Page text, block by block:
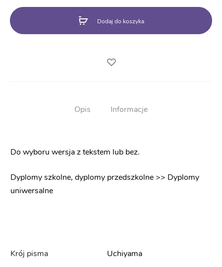
dzieci
Dodaj do koszyka
Opis Informacje
Do wyboru wersja z tekstem lub bez.
Dyplomy szkolne, dyplomy przedszkolne >> Dyplomy
uniwersalne
Krój pisma Uchiyama